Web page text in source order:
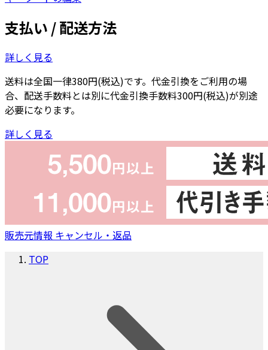
支払い / 配送方法
詳しく見る
送料は全国一律380円(税込)です。代金引換をご利用の場
合、配送手数料とは別に代金引換手数料300円(税込)が別途
必要になります。
詳しく見る
販売元情報 キャンセル・返品
TOP